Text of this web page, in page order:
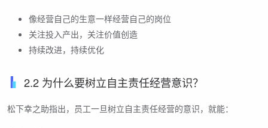
像经营自己的生意一样经营自己的岗位
关注投入产出，关注价值创造
持续改进，持续优化
2.2 为什么要树立自主责任经营意识？
松下幸之助指出，员工一旦树立自主责任经营的意识，就能：